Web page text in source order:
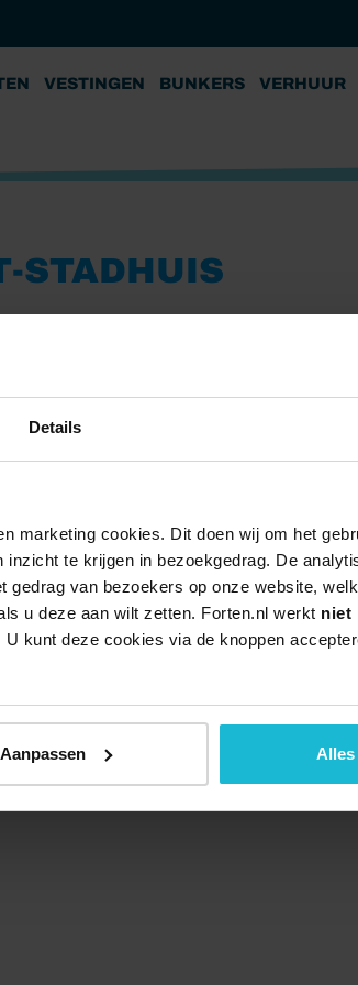
Details
marketing cookies. Dit doen wij om het
te krijgen in bezoekgedrag. De
van bezoekers op onze website,
u deze aan wilt zetten. Forten.nl werkt niet
kunt deze cookies via de knoppen
Aanpassen Alles
VESTINGEN BUNKERS VERHUUR
STADHUIS
Contact Forten.nl wordt ondersteund